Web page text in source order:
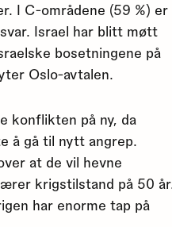
I C-områdene (59 %) er
Israel har blitt møtt
bosetningene på
Oslo-avtalen.
konflikten på ny, da
å gå til nytt angrep.
at de vil hevne
krigstilstand på 50 år.
har enorme tap på